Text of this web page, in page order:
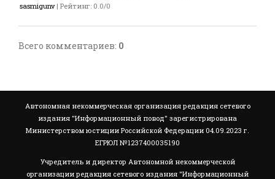
sasmigunv | Рейтинг: 0.0/0
Всего комментариев: 0
Автономная некоммерческая организация редакция сетевого
издания "Информационный повод" зарегистрирована
Министерством юстиции Российской Федерации 04.09.2023 г.
ЕГРЮЛ №1237400035190
Учредитель и директор Автономной некоммерческой
организации редакция сетевого издания "Информационный